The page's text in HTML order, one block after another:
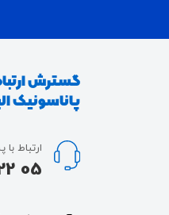
گسترش
پاناسونیک
ارتباط
05 22 20 32 -026